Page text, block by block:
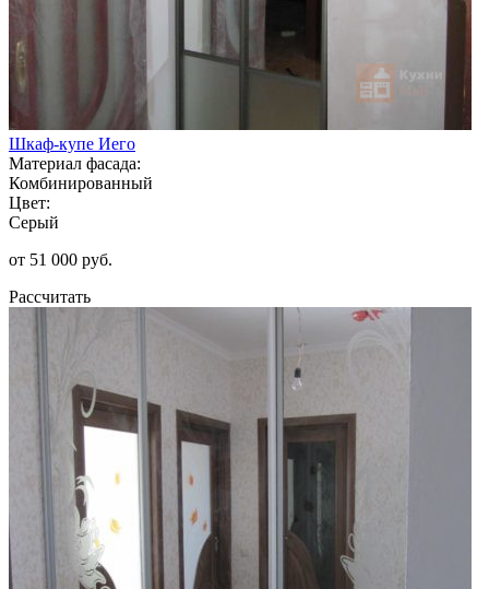
Шкаф-купе Иего
Материал фасада:
Комбинированный
Цвет:
Серый
от 51 000 руб.
Рассчитать